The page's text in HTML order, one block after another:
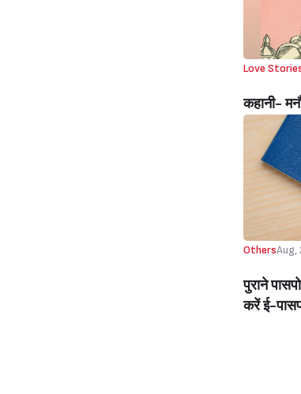
Love
कहानी-
OthersAug,
पुराने
करें ई-